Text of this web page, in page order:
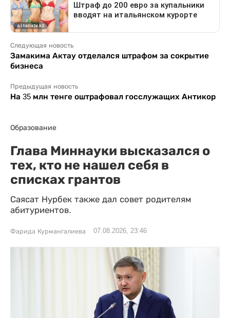
Следующая новость
Замакима Актау отделался штрафом за сокрытие
бизнеса
Предыдущая новость
На 35 млн тенге оштрафовал госслужащих Антикор
Образование
Глава Миннауки высказался о
тех, кто не нашел себя в
списках грантов
Саясат Нурбек также дал совет родителям
абитуриентов.
Фарида Курмангалиева 07.08.2026, 23:46